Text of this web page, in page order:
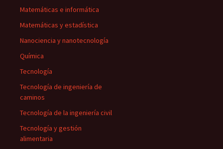
Matemáticas e informática
Matemáticas y estadística
Nanociencia y nanotecnología
Química
Tecnología
Tecnología de ingeniería de
caminos
Tecnología de la ingeniería civil
Tecnología y gestión
alimentaria